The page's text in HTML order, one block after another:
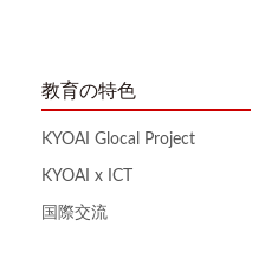
教育の特色
KYOAI Glocal Project
KYOAI x ICT
国際交流